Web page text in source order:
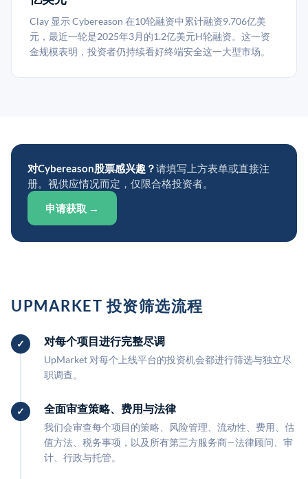
Clay 显示 Cybereason 在10轮融资中累计融资9.706亿美
元，最近一轮是2025年3月的1.2亿美元H轮融资。这一资
金规模表明，投资者仍持续看好终端安全这一大型市场。
对Cybereason股票感兴趣？请填写上方表单或直接注
册。视供应情况而定，仅限合格投资者。
申请获取 →
UPMARKET 投资筛选流程
对每个项目进行完整尽调
UpMarket 对每个上线平台的投资机会都进行筛选与独立尽
职调查。
全面审查策略、费用与法律
我们会审查每个项目的策略、风险管理、流动性、费用、估
值方法、税务事项，以及所有第三方服务商—法律顾问、审
计、行政与托管。